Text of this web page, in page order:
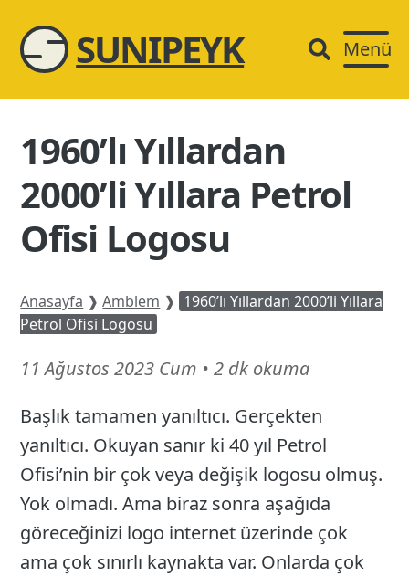
SUNIPEYK Menü
1960’lı Yıllardan
2000’li Yıllara Petrol
Ofisi Logosu
Anasayfa ❱ Amblem ❱ 1960’lı Yıllardan 2000’li Yıllara
Petrol Ofisi Logosu
11 Ağustos 2023 Cum 21
26
• 2 dk okuma
Başlık tamamen yanıltıcı. Gerçekten
yanıltıcı. Okuyan sanır ki 40 yıl Petrol
Ofisi’nin bir çok veya değişik logosu olmuş.
Yok olmadı. Ama biraz sonra aşağıda
göreceğinizi logo internet üzerinde çok
ama çok sınırlı kaynakta var. Onlarda çok